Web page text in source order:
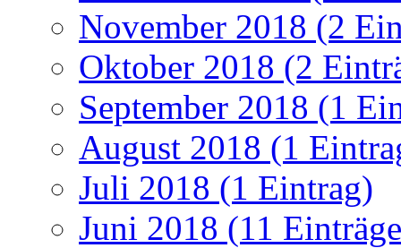
November 2018 (2
Oktober 2018 (2
September 2018 (1
August 2018 (1
Juli 2018 (1 Eintrag)
Juni 2018 (11